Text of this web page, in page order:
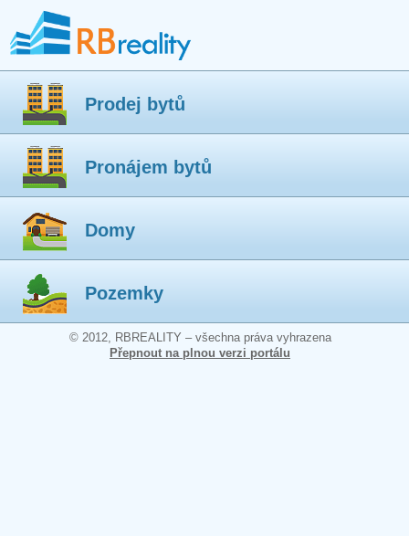
Prodej bytů
Pronájem bytů
Domy
Pozemky
© 2012, RBREALITY – všechna práva vyhrazena
Přepnout na plnou verzi portálu